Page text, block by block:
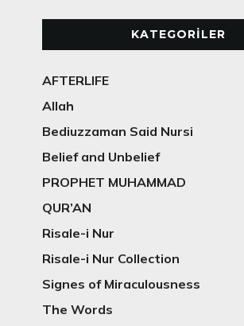
KATEGORILER
AFTERLIFE
Allah
Bediuzzaman Said Nursi
Belief and Unbelief
PROPHET MUHAMMAD
QUR’AN
Risale-i Nur
Risale-i Nur Collection
Signes of Miraculousness
The Words